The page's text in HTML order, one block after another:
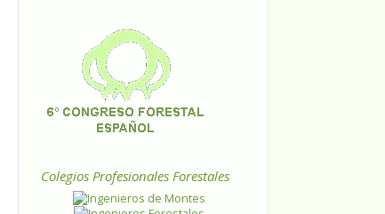
Colegios Profesionales Forestales